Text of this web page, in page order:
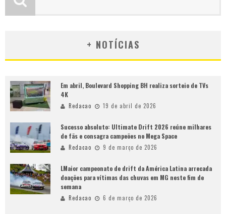
+ NOTÍCIAS
Em abril, Boulevard Shopping BH realiza sorteio de TVs
4K
Redacao 19 de abril de 2026
Sucesso absoluto: Ultimate Drift 2026 reúne milhares
de fãs e consagra campeões no Mega Space
Redacao 9 de março de 2026
LMaior campeonato de drift da América Latina arrecada
doações para vítimas das chuvas em MG neste fim de
semana
Redacao 6 de março de 2026